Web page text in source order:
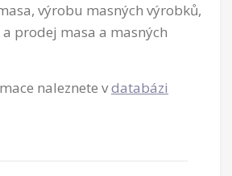
výrobu masných výrobků,
prodej masa a masných
naleznete vdatabázi